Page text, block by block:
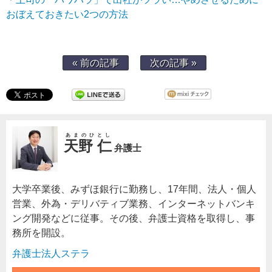
おぼえておきたい2つの方法
« 前の記事 次の記事 »
天野 仁
あまのひとし
弁護士
大学卒業後、みずほ銀行に勤務し、17年間、法人・個人
営業、外為・デリバティブ業務、インターネットバンキ
ング開発などに従事。その後、弁護士資格を取得し、事
務所を開設。
弁護士法人ステラ